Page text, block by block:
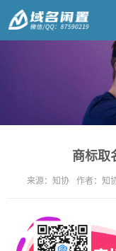
商标取
来源： 知协 作者： 知